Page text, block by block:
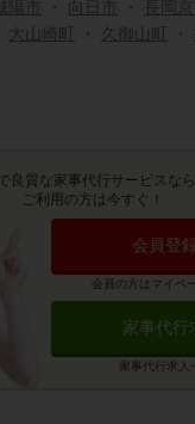
陽市 ・ 向日市 ・ 長岡京
大山崎町 ・ 久御山町 ・
良質な家事代行サービスなら
ご利用の方は今すぐ！
会員登
会員の方はマイペ
家事代行
家事代行求人